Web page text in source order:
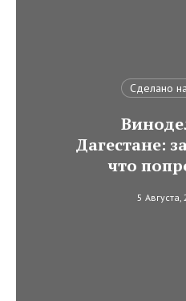
Сделано
Дагестане:
что
5 Августа,